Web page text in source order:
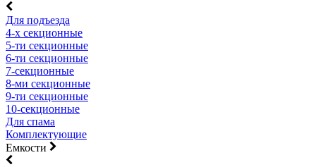
Для подъезда
4-х секционные
5-ти секционные
6-ти секционные
7-секционные
8-ми секционные
9-ти секционные
10-секционные
Для спама
Комплектующие
Емкости